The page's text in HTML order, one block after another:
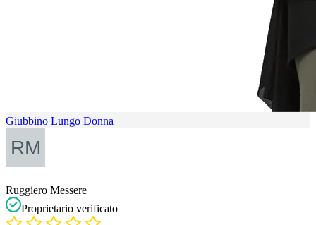
Giubbino Lungo Donna
Ruggiero Messere
Proprietario verificato